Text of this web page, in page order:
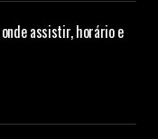
assistir, horário e